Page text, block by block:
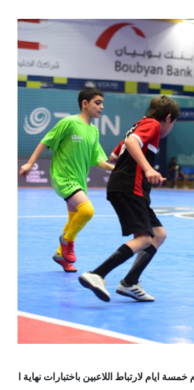
ايام لارتباط اللاعبين باختبارات نهاية ا